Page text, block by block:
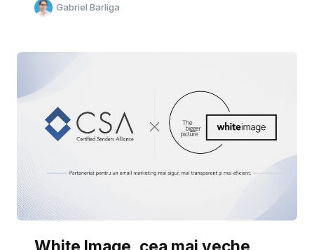
Gabriel Barliga
White Image, cea mai veche